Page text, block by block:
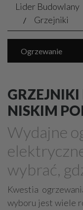
Lider Budowlany
Grzejniki
Ogrzewanie
Rekuperacja,
Wodno-
Grzejniki
Energetyczne
Materiały
GRZEJNIKI
NISKIM
Wydajne
wybrać,
Kwestia
wyboru jest wiele